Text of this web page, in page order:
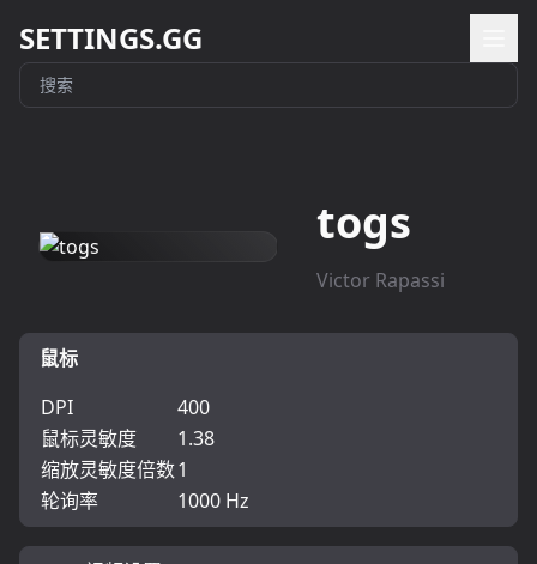
SETTINGS.GG
togs
Victor Rapassi
鼠标
DPI
400
鼠标灵敏度
1.38
缩放灵敏度倍数1
轮询率
1000 Hz